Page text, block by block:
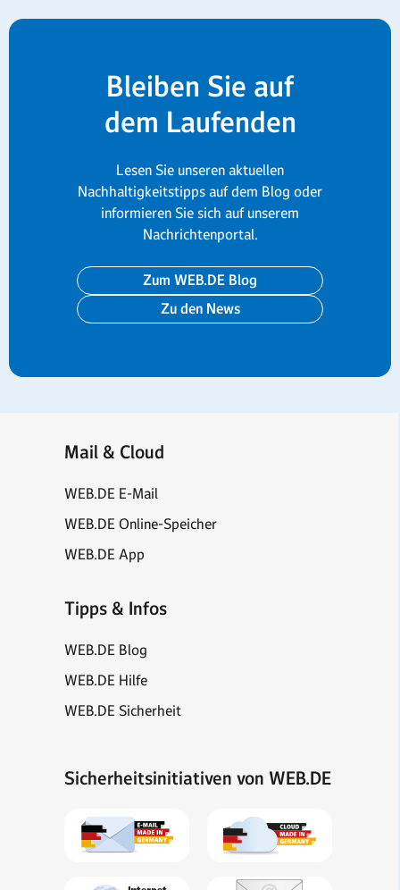
Bleiben Sie auf
dem Laufenden
Lesen Sie unseren aktuellen
Nachhaltigkeitstipps auf dem Blog oder
informieren Sie sich auf unserem
Nachrichtenportal.
Zum WEB.DE Blog
Zu den News
Mail & Cloud
WEB.DE E-Mail
WEB.DE Online-Speicher
WEB.DE App
Tipps & Infos
WEB.DE Blog
WEB.DE Hilfe
WEB.DE Sicherheit
Sicherheitsinitiativen von WEB.DE